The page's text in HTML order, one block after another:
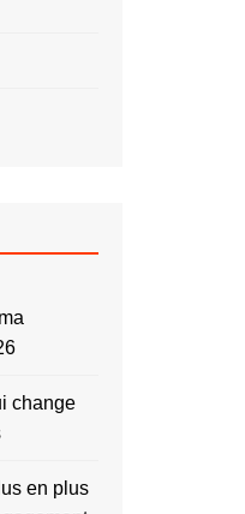
change
en plus